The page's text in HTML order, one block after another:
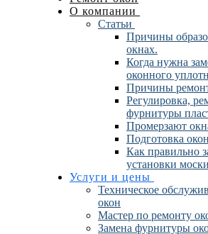
О компании
Статьи
Причины
окнах.
Когда нужна
оконного
Причины
Регулировка,
фурнитуры
Промерзают
Подготовка
Как правильно
установки
Услуги и цены
Техническое
окон
Мастер по ремонту
Замена фурнитуры